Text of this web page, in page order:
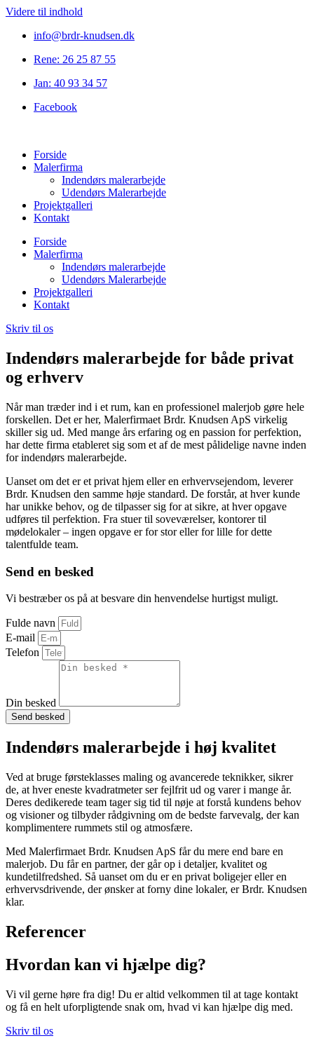
Videre til indhold
info@brdr-knudsen.dk
Rene: 26 25 87 55
Jan: 40 93 34 57
Facebook
Forside
Malerfirma
Indendørs malerarbejde
Udendørs Malerarbejde
Projektgalleri
Kontakt
Forside
Malerfirma
Indendørs malerarbejde
Udendørs Malerarbejde
Projektgalleri
Kontakt
Skriv til os
Indendørs malerarbejde for både privat
og erhverv
Når man træder ind i et rum, kan en professionel malerjob gøre hele
forskellen. Det er her, Malerfirmaet Brdr. Knudsen ApS virkelig
skiller sig ud. Med mange års erfaring og en passion for perfektion,
har dette firma etableret sig som et af de mest pålidelige navne inden
for indendørs malerarbejde.
Uanset om det er et privat hjem eller en erhvervsejendom, leverer
Brdr. Knudsen den samme høje standard. De forstår, at hver kunde
har unikke behov, og de tilpasser sig for at sikre, at hver opgave
udføres til perfektion. Fra stuer til soveværelser, kontorer til
mødelokaler – ingen opgave er for stor eller for lille for dette
talentfulde team.
Send en besked
Vi bestræber os på at besvare din henvendelse hurtigst muligt.
Fulde navn
E-mail
Telefon
Din besked
Send besked
Indendørs malerarbejde i høj kvalitet
Ved at bruge førsteklasses maling og avancerede teknikker, sikrer
de, at hver eneste kvadratmeter ser fejlfrit ud og varer i mange år.
Deres dedikerede team tager sig tid til nøje at forstå kundens behov
og visioner og tilbyder rådgivning om de bedste farvevalg, der kan
komplimentere rummets stil og atmosfære.
Med Malerfirmaet Brdr. Knudsen ApS får du mere end bare en
malerjob. Du får en partner, der går op i detaljer, kvalitet og
kundetilfredshed. Så uanset om du er en privat boligejer eller en
erhvervsdrivende, der ønsker at forny dine lokaler, er Brdr. Knudsen
klar.
Referencer
Hvordan kan vi hjælpe dig?
Vi vil gerne høre fra dig! Du er altid velkommen til at tage kontakt
og få en helt uforpligtende snak om, hvad vi kan hjælpe dig med.
Skriv til os